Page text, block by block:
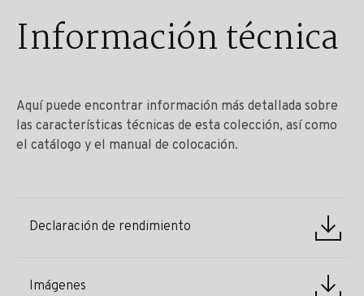
Información técnica
Aquí puede encontrar información más detallada sobre
las características técnicas de esta colección, así como
el catálogo y el manual de colocación.
Declaración de rendimiento
Imágenes